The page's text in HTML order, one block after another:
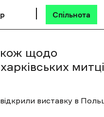
Спільнота
щодо
відкрили виставку в